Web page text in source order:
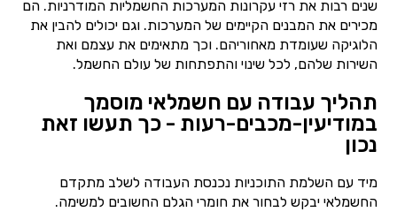
שנים רבות את רזי עקרונות המערכות החשמליות המודרניות. הם
מכירים את המבנים הקיימים של המערכות. וגם יכולים להבין את
הלוגיקה שעומדת מאחוריהם. וכך מתאימים את עצמם ואת
השירות שלהם, לכל שינוי והתפתחות של עולם החשמל.
תהליך עבודה עם חשמלאי מוסמך
במודיעין-מכבים-רעות - כך תעשו זאת
נכון
מיד עם השלמת התוכניות נכנסת העבודה לשלב מתקדם
החשמלאי יבקש לבחור את חומרי הגלם החשובים למשימה.